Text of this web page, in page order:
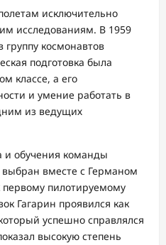
исключительно
исследованиям. В 1959
космонавтов
подготовка была
классе, а его
и умение работать в
из ведущих
и обучения команды
вместе с Германом
пилотируемому
Гагарин проявился как
успешно справлялся
высокую степень